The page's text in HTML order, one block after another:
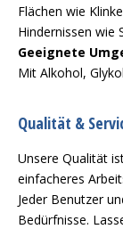
Flächen wie
Hindernissen wie
Geeignete
Mit Alkohol,
Qualität &
Unsere Qualität
einfacheres
Jeder Benutzer
Bedürfnisse.